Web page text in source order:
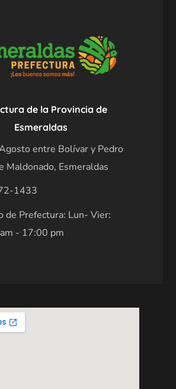
de la Provincia de
Esmeraldas
entre Bolívar y Pedro
Maldonado, Esmeraldas
1433
de Prefectura: Lun- Vier:
- 17:00 pm